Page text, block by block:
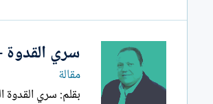
سري القدوة
مقالة